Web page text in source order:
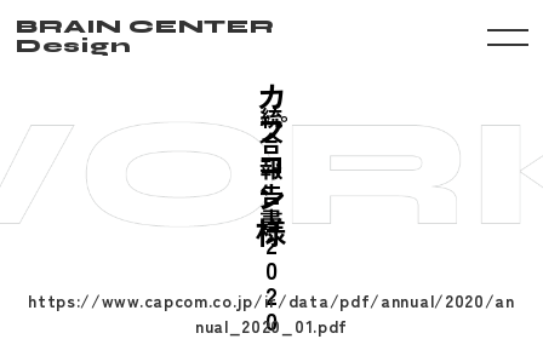
BRAIN CENTER
Design
カ
プ
コ
ン
様
統
合
報
告
書
2
0
2
0
https://www.capcom.co.jp/ir/data/pdf/annual/2020/an
nual_2020_01.pdf